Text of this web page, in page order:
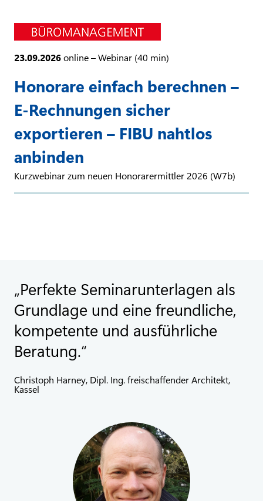
23.09.2026online – Webinar (40 min)
Honorare einfach berechnen –
E-Rechnungen sicher
exportieren – FIBU nahtlos
anbinden
Kurzwebinar zum neuen Honorarermittler 2026 (W7b)
Perfekte Seminarunterlagen als
Grundlage und eine freundliche,
kompetente und ausführliche
Beratung.
Christoph Harney, Dipl. Ing. freischaffender Architekt,
Kassel